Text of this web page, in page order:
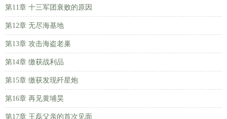
第11章 十三军团衰败的原因
第12章 无尽海基地
第13章 攻击海盗老巢
第14章 缴获战利品
第15章 缴获发现歼星炮
第16章 再见黄埔昊
第17章 王磊父亲的首次见面